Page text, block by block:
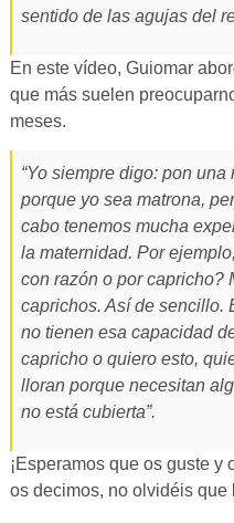
sentido de las agujas del
En este vídeo, Guiomar
que más suelen
meses.
“Yo siempre digo: pon
porque yo sea matrona,
cabo tenemos mucha
la maternidad. Por
con razón o por capricho?
caprichos. Así de sencillo.
no tienen esa capacidad
capricho o quiero esto,
lloran porque necesitan
no está cubierta”.
¡Esperamos que os guste y
os decimos, no olvidéis